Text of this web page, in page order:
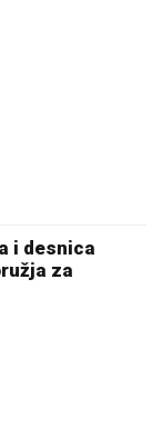
i desnica
za